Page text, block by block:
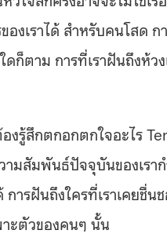
องเราได้ สำหรับคนโสด
ก็ตาม การที่เราฝันถึงห้ว
รู้สึกตกอกตกใจอะไร
สัมพันธ์ปัจจุบันของเรา
ารฝันถึงใครที่เราเคยชื่น
ะตัวของคนๆ นั้น